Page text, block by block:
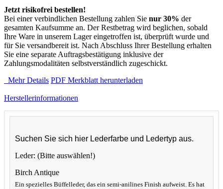
Jetzt risikofrei bestellen!
Bei einer verbindlichen Bestellung zahlen Sie nur 30% der
gesamten Kaufsumme an. Der Restbetrag wird beglichen, sobald
Ihre Ware in unserem Lager eingetroffen ist, überprüft wurde und
für Sie versandbereit ist. Nach Abschluss Ihrer Bestellung erhalten
Sie eine separate Auftragsbestätigung inklusive der
Zahlungsmodalitäten selbstverständlich zugeschickt.
Mehr Details PDF Merkblatt herunterladen
Herstellerinformationen
Suchen Sie sich hier Lederfarbe und Ledertyp aus.
Leder: (Bitte auswählen!)
Birch Antique
Ein spezielles Büffelleder, das ein semi-anilines Finish aufweist. Es hat